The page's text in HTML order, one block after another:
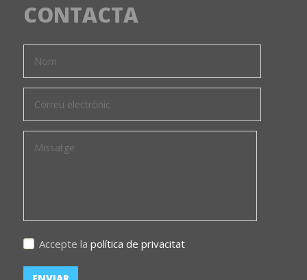
CONTACTA
Accepte la política de privacitat